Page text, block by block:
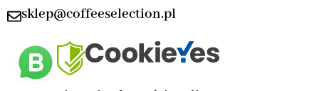
sklep@coffeeselection.pl